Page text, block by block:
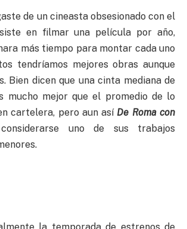
de un cineasta obsesionado con el
en filmar una película por año,
más tiempo para montar cada uno
tendríamos mejores obras aunque
Bien dicen que una cinta mediana de
mucho mejor que el promedio de lo
cartelera, pero aun así De Roma con
uno de sus trabajos
la temporada de estrenos de